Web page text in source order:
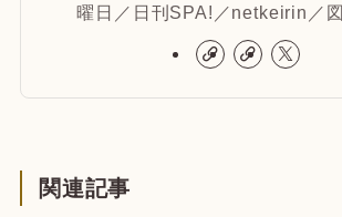
曜日／日刊SPA!／netkeirin／図
関連記事